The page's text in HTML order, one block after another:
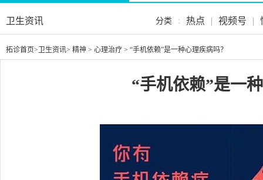
卫生资讯 分类 : 热点 | 视频号 |
拓诊首页> 卫生资讯> 精神 > 心理治疗 > “手机依赖”是一种心理疾病吗？
“手机依赖”是一